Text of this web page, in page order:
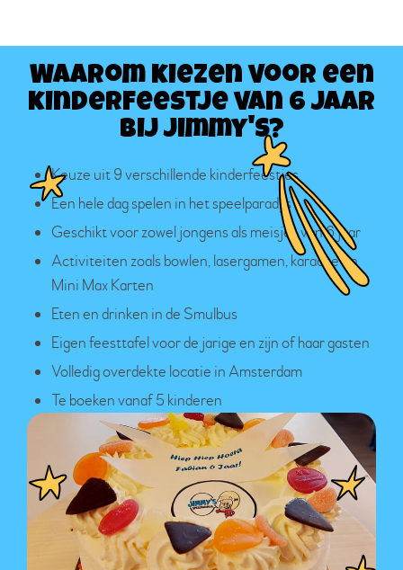
Waarom kiezen voor een
kinderfeestje van 6 jaar
bij Jimmy's?
Keuze uit 9 verschillende kinderfeestjes
Een hele dag spelen in het speelparadijs
Geschikt voor zowel jongens als meisjes van 6 jaar
Activiteiten zoals bowlen, lasergamen, karaoke en
Mini Max Karten
Eten en drinken in de Smulbus
Eigen feesttafel voor de jarige en zijn of haar gasten
Volledig overdekte locatie in Amsterdam
Te boeken vanaf 5 kinderen